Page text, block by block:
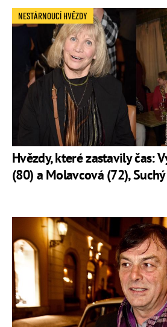
Hvězdy, které zastavily čas:
(80) a Molavcová (72),
NESTÁRNOUCÍ HVĚZDY